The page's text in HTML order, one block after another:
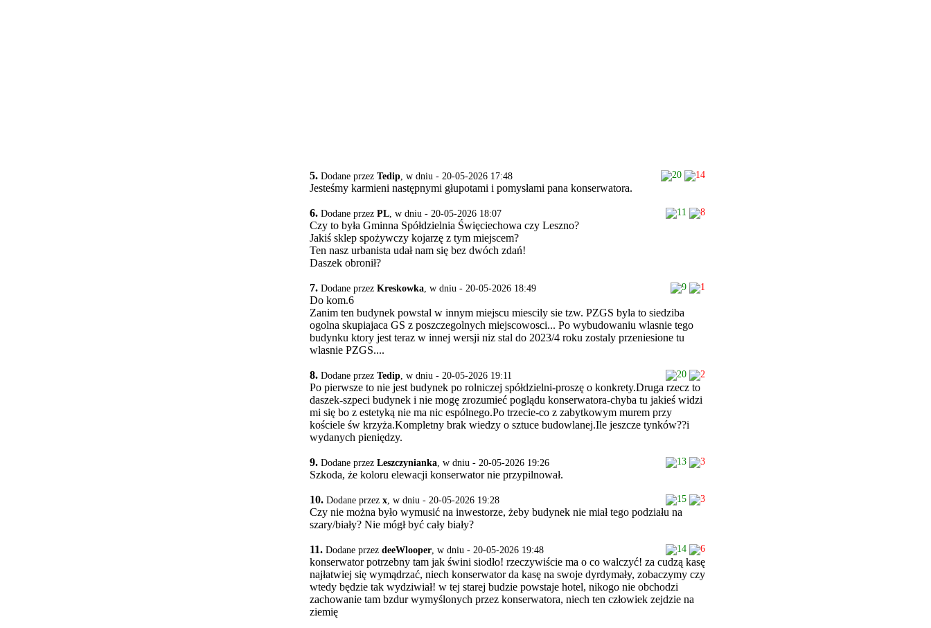
5. Dodane przez Tedip, w dniu - 20-05-2026 17:48 20 14
Jesteśmy karmieni następnymi głupotami i pomysłami pana konserwatora.
6. Dodane przez PL, w dniu - 20-05-2026 18:07 11 8
Czy to była Gminna Spółdzielnia Święciechowa czy Leszno?
Jakiś sklep spożywczy kojarzę z tym miejscem?
Ten nasz urbanista udał nam się bez dwóch zdań!
Daszek obronił?
7. Dodane przez Kreskowka, w dniu - 20-05-2026 18:49 9 1
Do kom.6
Zanim ten budynek powstal w innym miejscu miescily sie tzw. PZGS byla to siedziba
ogolna skupiajaca GS z poszczegolnych miejscowosci... Po wybudowaniu wlasnie tego
budynku ktory jest teraz w innej wersji niz stal do 2023/4 roku zostaly przeniesione tu
wlasnie PZGS....
8. Dodane przez Tedip, w dniu - 20-05-2026 19:11 20 2
Po pierwsze to nie jest budynek po rolniczej spółdzielni-proszę o konkrety.Druga rzecz to
daszek-szpeci budynek i nie mogę zrozumieć poglądu konserwatora-chyba tu jakieś widzi
mi się bo z estetyką nie ma nic espólnego.Po trzecie-co z zabytkowym murem przy
kościele św krzyża.Kompletny brak wiedzy o sztuce budowlanej.Ile jeszcze tynków??i
wydanych pieniędzy.
9. Dodane przez Leszczynianka, w dniu - 20-05-2026 19:26 13 3
Szkoda, że koloru elewacji konserwator nie przypilnował.
10. Dodane przez x, w dniu - 20-05-2026 19:28 15 3
Czy nie można było wymusić na inwestorze, żeby budynek nie miał tego podziału na
szary/biały? Nie mógł być cały biały?
11. Dodane przez deeWlooper, w dniu - 20-05-2026 19:48 14 6
konserwator potrzebny tam jak świni siodło! rzeczywiście ma o co walczyć! za cudzą kasę
najłatwiej się wymądrzać, niech konserwator da kasę na swoje dyrdymały, zobaczymy czy
wtedy będzie tak wydziwiał! w tej starej budzie powstaje hotel, nikogo nie obchodzi
zachowanie tam bzdur wymyślonych przez konserwatora, niech ten człowiek zejdzie na
ziemię